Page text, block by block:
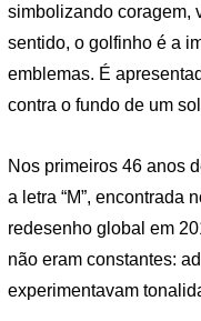
simbolizando coragem,
sentido, o golfinho é a
emblemas. É
contra o fundo de um
Nos primeiros 46 anos
a letra “M”, encontrada
redesenho global em
não eram constantes:
experimentavam